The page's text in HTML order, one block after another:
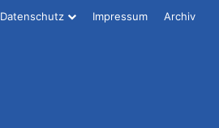
Datenschutz Impressum Archiv